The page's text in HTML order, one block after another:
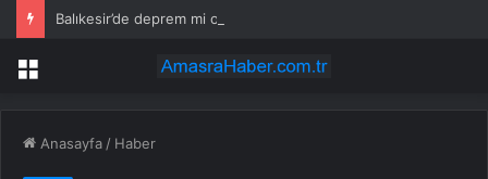
Menü
Anasayfa / Haber